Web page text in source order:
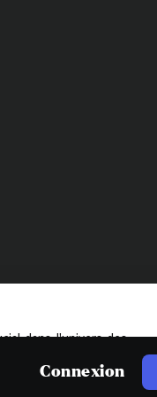
Connexion
dans l'univers des